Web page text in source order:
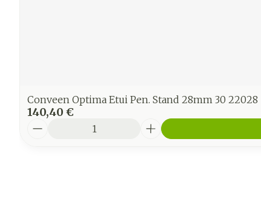
Conveen Optima Etui Pen. Stand 28mm 30 22028
140,40 €